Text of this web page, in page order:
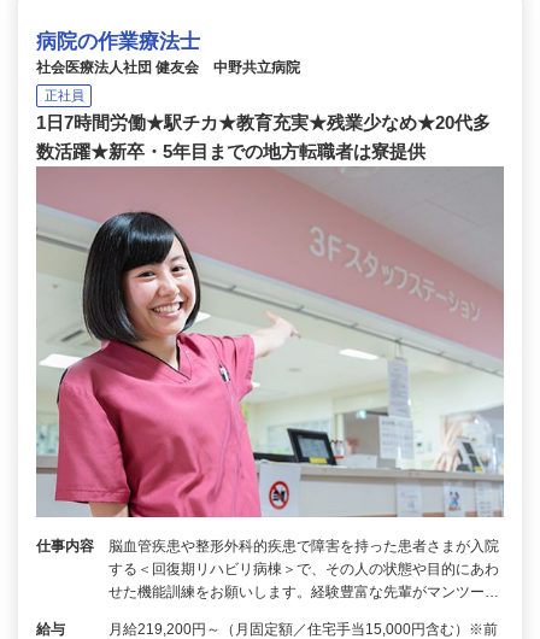
病院の作業療法士
社会医療法人社団 健友会 中野共立病院
正社員
1日7時間労働★駅チカ★教育充実★残業少なめ★20代多
数活躍★新卒・5年目までの地方転職者は寮提供
仕事内容
脳⾎管疾患や整形外科的疾患で障害を持った患者さまが入院
する＜回復期リハビリ病棟＞で、その人の状態や目的にあわ
せた機能訓練をお願いします。経験豊富な先輩がマンツー…
給与
月給219,200円～（月固定額／住宅手当15,000円含む）※前